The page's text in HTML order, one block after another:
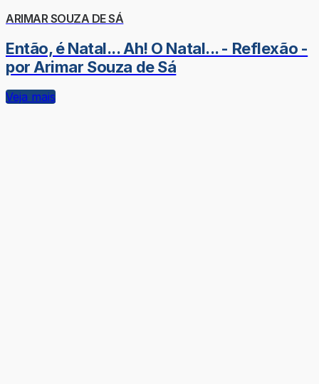
ARIMAR SOUZA DE SÁ
Então, é Natal... Ah! O Natal... - Reflexão -
por Arimar Souza de Sá
Veja mais